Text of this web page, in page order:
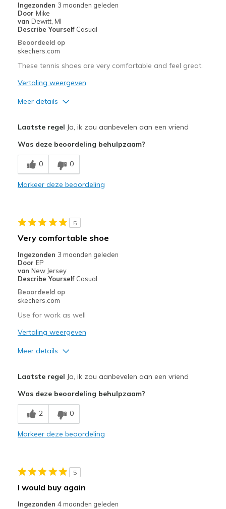
Going Out
Travel
View On Shoes
Ingezonden 3 maanden geleden
Door Mike
van Dewitt, MI
Describe Yourself Casual
Beoordeeld op
skechers.com
These tennis shoes are very comfortable and feel great.
Vertaling weergeven
Meer details
Breathe Well
Comfortable
Sizing
View On Shoes
Shoes are for Wearing
Laatste regel Ja, ik zou aanbevelen aan een vriend
Was deze beoordeling behulpzaam?
0 0
Markeer deze beoordeling
5
Very comfortable shoe
Ingezonden 3 maanden geleden
Door EP
van New Jersey
Describe Yourself Casual
Beoordeeld op
skechers.com
Use for work as well
Vertaling weergeven
Meer details
Stylish
Beste toepassingen
Casual Wear
Sizing
View On Shoes
I'm Into Shoes
Laatste regel Ja, ik zou aanbevelen aan een vriend
Was deze beoordeling behulpzaam?
2 0
Markeer deze beoordeling
5
I would buy again
Ingezonden 4 maanden geleden